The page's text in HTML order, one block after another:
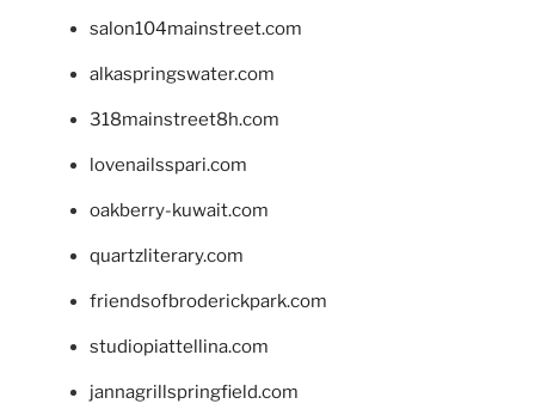
salon104mainstreet.com
alkaspringswater.com
318mainstreet8h.com
lovenailsspari.com
oakberry-kuwait.com
quartzliterary.com
friendsofbroderickpark.com
studiopiattellina.com
jannagrillspringfield.com